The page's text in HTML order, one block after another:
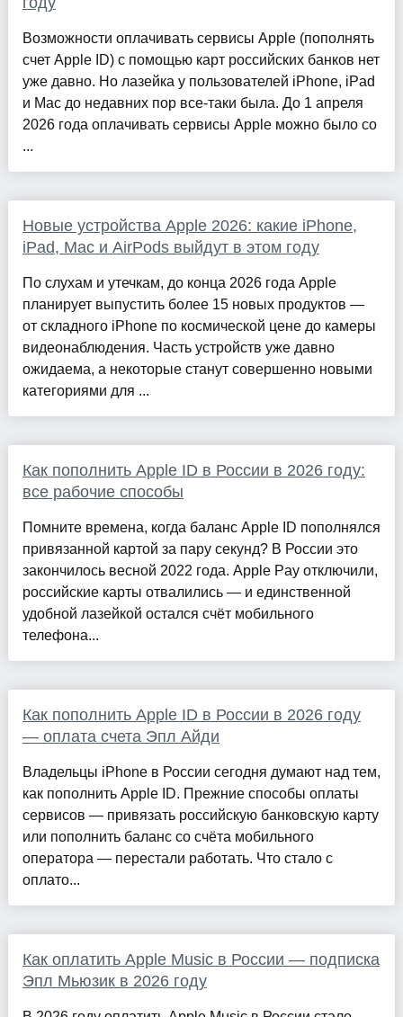
Возможности оплачивать сервисы Apple (пополнять
счет Apple ID) с помощью карт российских банков нет
уже давно. Но лазейка у пользователей iPhone, iPad
и Mac до недавних пор все-таки была. До 1 апреля
2026 года оплачивать сервисы Apple можно было со
...
Новые устройства Apple 2026: какие iPhone,
iPad, Mac и AirPods выйдут в этом году
По слухам и утечкам, до конца 2026 года Apple
планирует выпустить более 15 новых продуктов —
от складного iPhone по космической цене до камеры
видеонаблюдения. Часть устройств уже давно
ожидаема, а некоторые станут совершенно новыми
категориями для ...
Как пополнить Apple ID в России в 2026 году:
все рабочие способы
Помните времена, когда баланс Apple ID пополнялся
привязанной картой за пару секунд? В России это
закончилось весной 2022 года. Apple Pay отключили,
российские карты отвалились — и единственной
удобной лазейкой остался счёт мобильного
телефона...
Как пополнить Apple ID в России в 2026 году
— оплата счета Эпл Айди
Владельцы iPhone в России сегодня думают над тем,
как пополнить Apple ID. Прежние способы оплаты
сервисов — привязать российскую банковскую карту
или пополнить баланс со счёта мобильного
оператора — перестали работать. Что стало с
оплато...
Как оплатить Apple Music в России — подписка
Эпл Мьюзик в 2026 году